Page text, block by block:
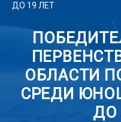
ДО 19 ЛЕТ
ОБЛАСТИ
СРЕДИ
ДО